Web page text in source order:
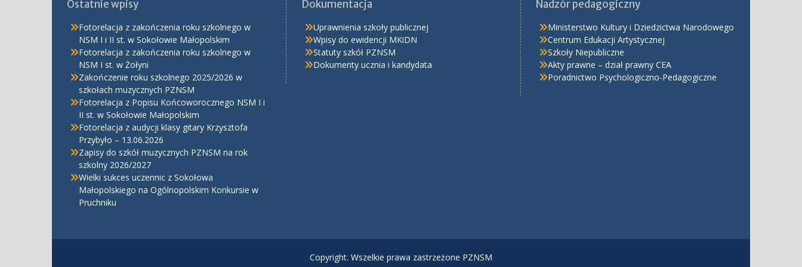
Ostatnie wpisy
Fotorelacja z zakończenia roku szkolnego w
NSM I i II st. w Sokołowie Małopolskim
Fotorelacja z zakończenia roku szkolnego w
NSM I st. w Żołyni
Zakończenie roku szkolnego 2025/2026 w
szkołach muzycznych PZNSM
Fotorelacja z Popisu Końcoworocznego NSM I i
II st. w Sokołowie Małopolskim
Fotorelacja z audycji klasy gitary Krzysztofa
Przybyło – 13.06.2026
Zapisy do szkół muzycznych PZNSM na rok
szkolny 2026/2027
Wielki sukces uczennic z Sokołowa
Małopolskiego na Ogólnopolskim Konkursie w
Pruchniku
Dokumentacja
Uprawnienia szkoły publicznej
Wpisy do ewidencji MKiDN
Statuty szkół PZNSM
Dokumenty ucznia i kandydata
Nadzór pedagogiczny
Ministerstwo Kultury i Dziedzictwa Narodowego
Centrum Edukacji Artystycznej
Szkoły Niepubliczne
Akty prawne – dział prawny CEA
Poradnictwo Psychologiczno-Pedagogiczne
Copyright. Wszelkie prawa zastrzeżone PZNSM